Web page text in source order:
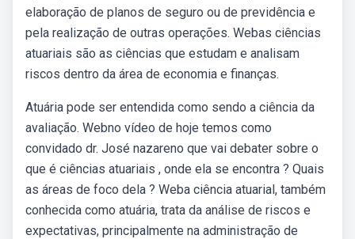
elaboração de planos de seguro ou de previdência e
pela realização de outras operações. Webas ciências
atuariais são as ciências que estudam e analisam
riscos dentro da área de economia e finanças.
Atuária pode ser entendida como sendo a ciência da
avaliação. Webno vídeo de hoje temos como
convidado dr. José nazareno que vai debater sobre o
que é ciências atuariais , onde ela se encontra ? Quais
as áreas de foco dela ? Weba ciência atuarial, também
conhecida como atuária, trata da análise de riscos e
expectativas, principalmente na administração de